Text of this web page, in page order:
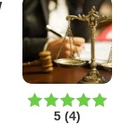
5 (4)